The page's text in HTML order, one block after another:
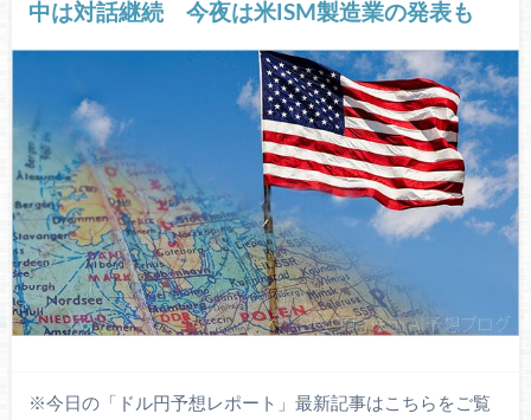
中は対話継続 今夜は米ISM製造業の発表も
※今日の「ドル円予想レポート」最新記事はこちらをご覧